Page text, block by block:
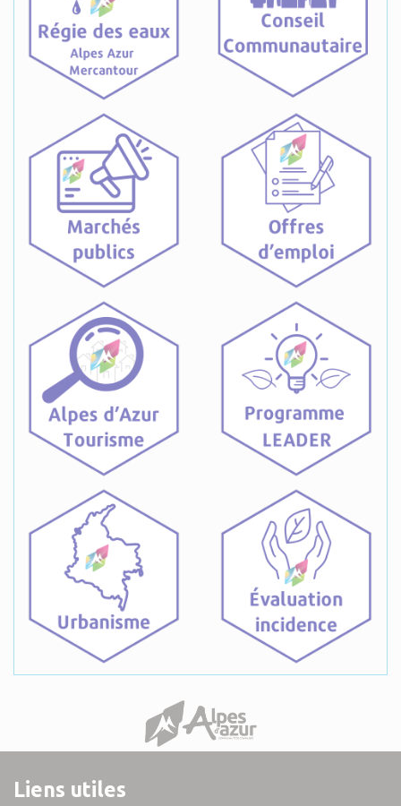
Liens utiles